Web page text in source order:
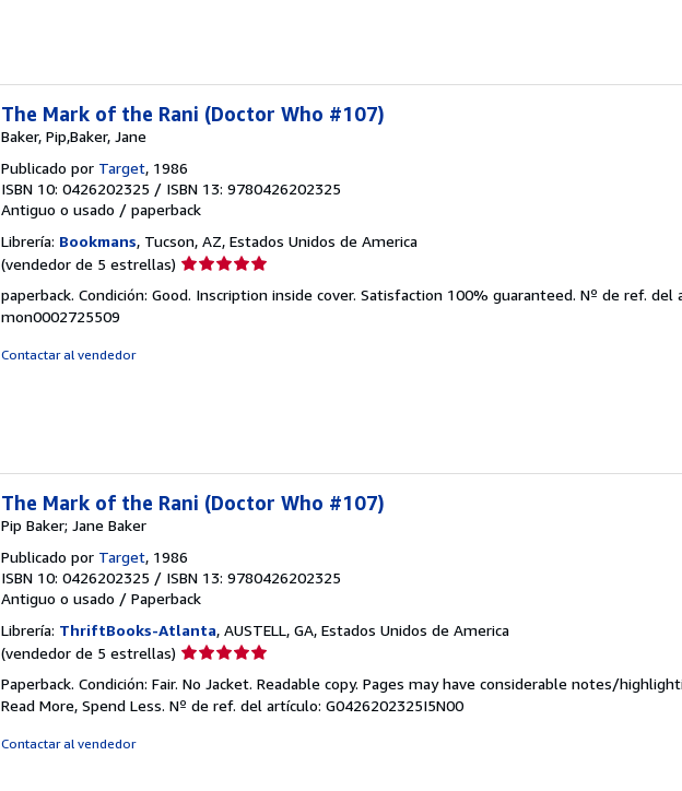
The Mark of the Rani (Doctor Who #107)
Baker, Pip,Baker, Jane
Publicado por Target, 1986
ISBN 10: 0426202325 / ISBN 13: 9780426202325
Antiguo o usado / paperback
Librería: Bookmans, Tucson, AZ, Estados Unidos de America
(vendedor de 5 estrellas) Calificación
vendedor:
paperback. Condición: Good. Inscription inside cover. Satisfaction 100% guaranteed. Nº de ref. del
mon0002725509
Contactar al vendedor
The Mark of the Rani (Doctor Who #107)
Pip Baker; Jane Baker
Publicado por Target, 1986
ISBN 10: 0426202325 / ISBN 13: 9780426202325
Antiguo o usado / Paperback
Librería: ThriftBooks-Atlanta, AUSTELL, GA, Estados Unidos de America
(vendedor de 5 estrellas) Calificación
vendedor:
Paperback. Condición: Fair. No Jacket. Readable copy. Pages may have considerable notes/
Read More, Spend Less. Nº de ref. del artículo: G0426202325I5N00
Contactar al vendedor